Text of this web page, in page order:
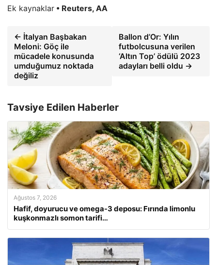
Ek kaynaklar • Reuters, AA
← İtalyan Başbakan
Meloni: Göç ile
mücadele konusunda
umduğumuz noktada
değiliz
Ballon d’Or: Yılın
futbolcusuna verilen
‘Altın Top’ ödülü 2023
adayları belli oldu →
Tavsiye Edilen Haberler
Ağustos 7, 2026
Hafif, doyurucu ve omega-3 deposu: Fırında limonlu
kuşkonmazlı somon tarifi…